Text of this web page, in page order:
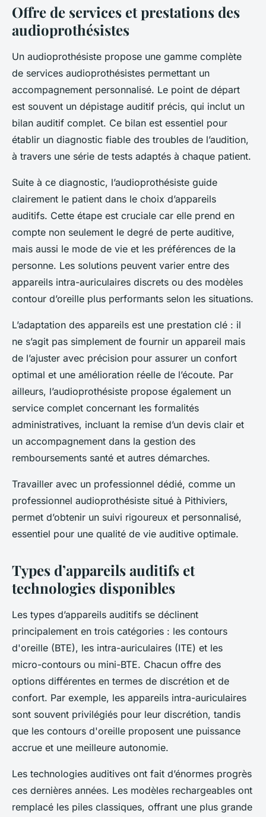
Offre de services et prestations des
audioprothésistes
Un audioprothésiste propose une gamme complète
de services audioprothésistes permettant un
accompagnement personnalisé. Le point de départ
est souvent un dépistage auditif précis, qui inclut un
bilan auditif complet. Ce bilan est essentiel pour
établir un diagnostic fiable des troubles de l’audition,
à travers une série de tests adaptés à chaque patient.
Suite à ce diagnostic, l’audioprothésiste guide
clairement le patient dans le choix d’appareils
auditifs. Cette étape est cruciale car elle prend en
compte non seulement le degré de perte auditive,
mais aussi le mode de vie et les préférences de la
personne. Les solutions peuvent varier entre des
appareils intra-auriculaires discrets ou des modèles
contour d’oreille plus performants selon les situations.
L’adaptation des appareils est une prestation clé : il
ne s’agit pas simplement de fournir un appareil mais
de l’ajuster avec précision pour assurer un confort
optimal et une amélioration réelle de l’écoute. Par
ailleurs, l’audioprothésiste propose également un
service complet concernant les formalités
administratives, incluant la remise d’un devis clair et
un accompagnement dans la gestion des
remboursements santé et autres démarches.
Travailler avec un professionnel dédié, comme un
professionnel audioprothésiste situé à Pithiviers,
permet d’obtenir un suivi rigoureux et personnalisé,
essentiel pour une qualité de vie auditive optimale.
Types d’appareils auditifs et
technologies disponibles
Les types d’appareils auditifs se déclinent
principalement en trois catégories : les contours
d'oreille (BTE), les intra-auriculaires (ITE) et les
micro-contours ou mini-BTE. Chacun offre des
options différentes en termes de discrétion et de
confort. Par exemple, les appareils intra-auriculaires
sont souvent privilégiés pour leur discrétion, tandis
que les contours d'oreille proposent une puissance
accrue et une meilleure autonomie.
Les technologies auditives ont fait d’énormes progrès
ces dernières années. Les modèles rechargeables ont
remplacé les piles classiques, offrant une plus grande